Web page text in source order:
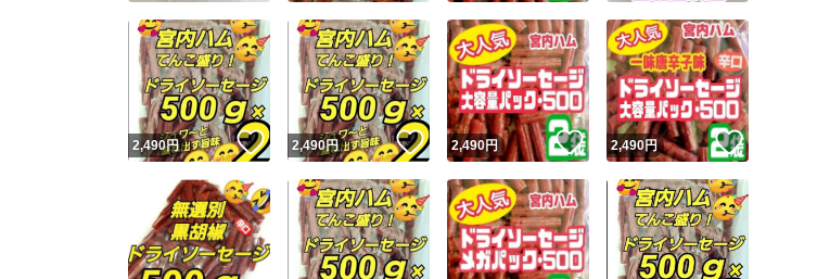
2,490円 いいね！
2,490円 いいね！
2,490円 いいね！
2,490円 いいね！